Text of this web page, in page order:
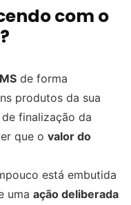
com o
de forma
produtos da sua
finalização da
que o valor do
está embutida
uma ação deliberada